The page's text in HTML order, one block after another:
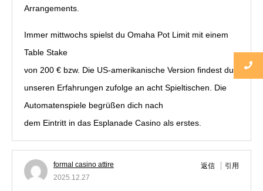
Arrangements.
Immer mittwochs spielst du Omaha Pot Limit mit einem
Table Stake
von 200 € bzw. Die US-amerikanische Version findest du
unseren Erfahrungen zufolge an acht Spieltischen. Die
Automatenspiele begrüßen dich nach
dem Eintritt in das Esplanade Casino als erstes.
formal casino attire
2025.12.27
返信 引用